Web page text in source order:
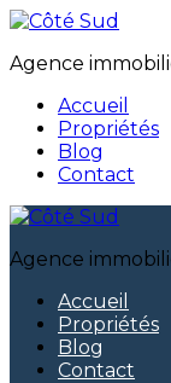
Agence
Accueil
Propriétés
Blog
Contact
Agence
Accueil
Propriétés
Blog
Contact